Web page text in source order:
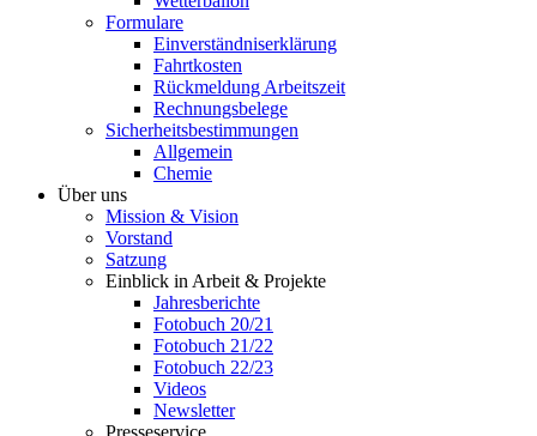
Formulare
Einverständniserklärung
Fahrtkosten
Rückmeldung Arbeitszeit
Rechnungsbelege
Sicherheitsbestimmungen
Allgemein
Chemie
Über uns
Mission & Vision
Vorstand
Satzung
Einblick in Arbeit & Projekte
Jahresberichte
Fotobuch 20/21
Fotobuch 21/22
Fotobuch 22/23
Videos
Newsletter
Presseservice